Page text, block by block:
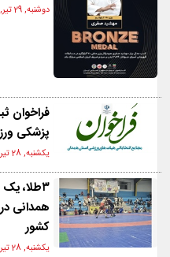
دوشنبه, 29 تیر,1405 - 09:05 ق.ظ
فراخوان
پزشکی
یکشنبه, 28 تیر,1405 - 11:32 ق.ظ
۳طلا،
همدانی
کشور
یکشنبه, 28 تیر,1405 - 10:46 ق.ظ